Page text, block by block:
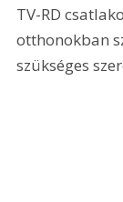
TV-RD
otthonokban
szükséges